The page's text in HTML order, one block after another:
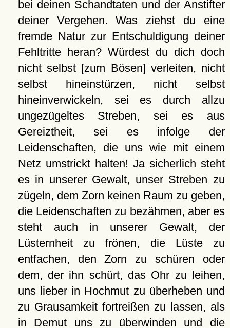
bei deinen Schandtaten und der Anstifter
deiner Vergehen. Was ziehst du eine
fremde Natur zur Entschuldigung deiner
Fehltritte heran? Würdest du dich doch
nicht selbst [zum Bösen] verleiten, nicht
selbst hineinstürzen, nicht selbst
hineinverwickeln, sei es durch allzu
ungezügeltes Streben, sei es aus
Gereiztheit, sei es infolge der
Leidenschaften, die uns wie mit einem
Netz umstrickt halten! Ja sicherlich steht
es in unserer Gewalt, unser Streben zu
zügeln, dem Zorn keinen Raum zu geben,
die Leidenschaften zu bezähmen, aber es
steht auch in unserer Gewalt, der
Lüsternheit zu frönen, die Lüste zu
entfachen, den Zorn zu schüren oder
dem, der ihn schürt, das Ohr zu leihen,
uns lieber in Hochmut zu überheben und
zu Grausamkeit fortreißen zu lassen, als
in Demut uns zu überwinden und die